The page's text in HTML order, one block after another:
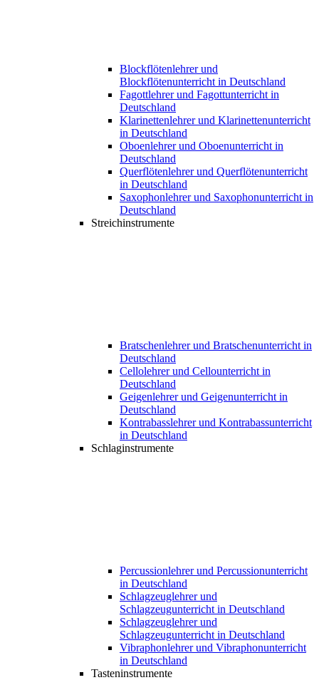
Blockflötenlehrer und
Blockflötenunterricht in Deutschland
Fagottlehrer und Fagottunterricht in
Deutschland
Klarinettenlehrer und Klarinettenunterricht
in Deutschland
Oboenlehrer und Oboenunterricht in
Deutschland
Querflötenlehrer und Querflötenunterricht
in Deutschland
Saxophonlehrer und Saxophonunterricht in
Deutschland
Streichinstrumente
Bratschenlehrer und Bratschenunterricht in
Deutschland
Cellolehrer und Cellounterricht in
Deutschland
Geigenlehrer und Geigenunterricht in
Deutschland
Kontrabasslehrer und Kontrabassunterricht
in Deutschland
Schlaginstrumente
Percussionlehrer und Percussionunterricht
in Deutschland
Schlagzeuglehrer und
Schlagzeugunterricht in Deutschland
Schlagzeuglehrer und
Schlagzeugunterricht in Deutschland
Vibraphonlehrer und Vibraphonunterricht
in Deutschland
Tasteninstrumente